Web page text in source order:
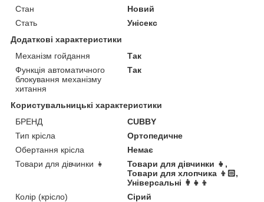
Стан
Новий
Стать
Унісекс
Додаткові характеристики
Механізм гойдання
Так
Функція автоматичного
блокування механізму
хитання
Так
Користувальницькі характеристики
БРЕНД
CUBBY
Тип крісла
Ортопедичне
Обертання крісла
Немає
Товари для дівчинки 👧
Товари для дівчинки 👧,
Товари для хлопчика 👦🏻,
Універсальні 👩👧👦
Колір (крісло)
Сірий